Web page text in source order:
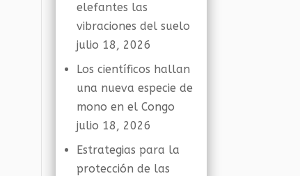
elefantes las
vibraciones del suelo
julio 18, 2026
Los científicos hallan
una nueva especie de
mono en el Congo
julio 18, 2026
Estrategias para la
protección de las